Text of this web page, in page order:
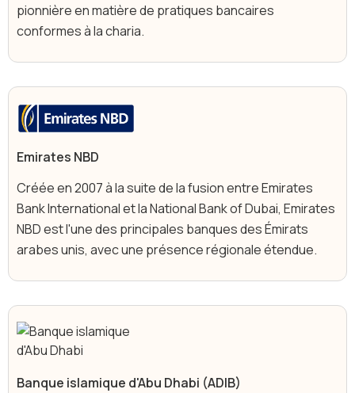
pionnière en matière de pratiques bancaires
conformes à la charia.
Emirates NBD
Créée en 2007 à la suite de la fusion entre Emirates
Bank International et la National Bank of Dubai, Emirates
NBD est l'une des principales banques des Émirats
arabes unis, avec une présence régionale étendue.
Banque islamique d'Abu Dhabi (ADIB)